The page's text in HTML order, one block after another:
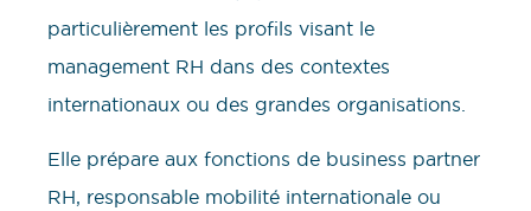
particulièrement les profils visant le
management RH dans des contextes
internationaux ou des grandes organisations.
Elle prépare aux fonctions de business partner
RH, responsable mobilité internationale ou